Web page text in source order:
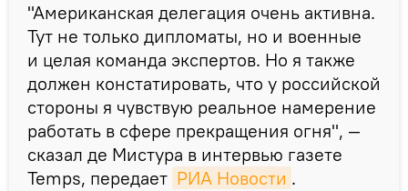
"Американская делегация очень активна.
Тут не только дипломаты, но и военные
и целая команда экспертов. Но я также
должен констатировать, что у российской
стороны я чувствую реальное намерение
работать в сфере прекращения огня", —
сказал де Мистура в интервью газете
Temps, передает РИА Новости .